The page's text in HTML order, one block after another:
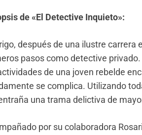
de «El Detective Inquieto»:
después de una ilustre carrera
pasos como detective
de una joven rebelde
se complica. Utilizando
una trama delictiva de
por su colaboradora